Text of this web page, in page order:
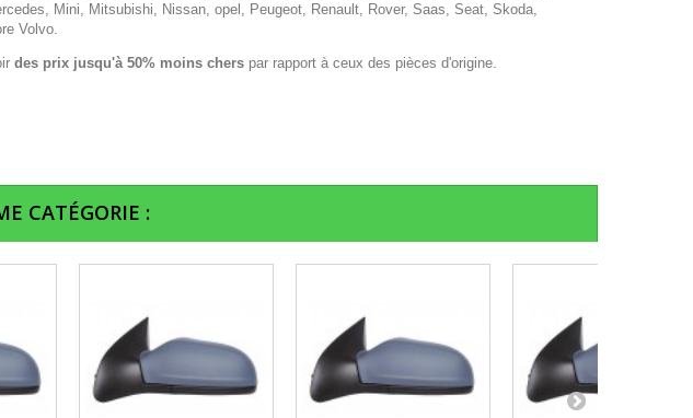
Mini, Mitsubishi, Nissan, opel, Peugeot, Renault, Rover, Saas, Seat, Skoda,
Volvo.
des prix jusqu'à 50% moins chers par rapport à ceux des pièces d'origine.
CATÉGORIE :